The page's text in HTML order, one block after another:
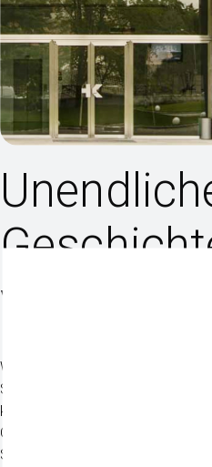
von 1936.
Wir sind Menschen und wir sind
Seit 1936 treibt uns eine
kontinuierlich an. Diese
Geiste macht, auf der Suche
Spuren nachhaltig hinterlassen.